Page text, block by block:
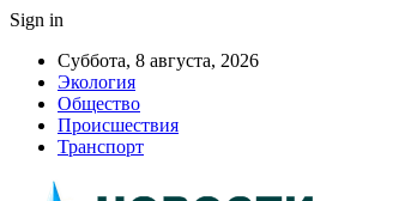
Sign in
Суббота, 8 августа, 2026
Экология
Общество
Происшествия
Транспорт